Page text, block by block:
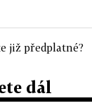
již předplatné?
dál